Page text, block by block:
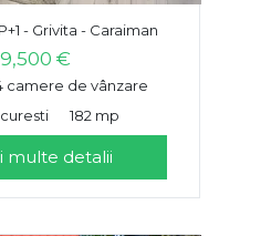
- Grivita - Caraiman
€
camere de vânzare
182 mp
multe detalii